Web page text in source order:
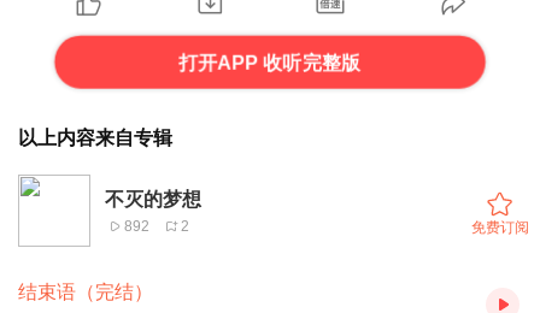
打开APP 收听完整版
以上内容来自专辑
不灭的梦想
892 2 免费订阅
结束语（完结）